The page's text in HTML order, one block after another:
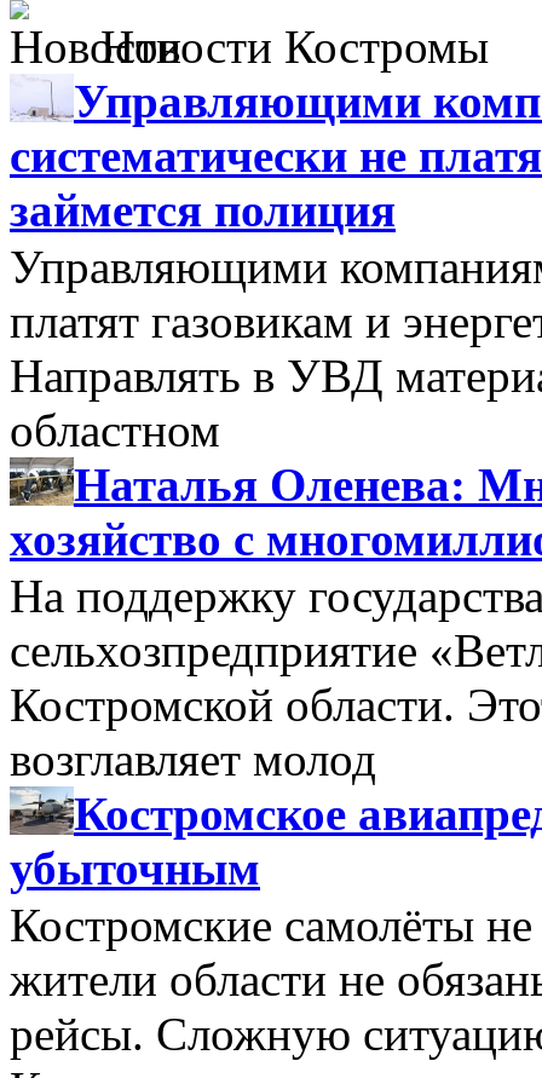
Новости Костромы
Управляющими
систематически не
займется полиция
Управляющими
платят газовикам и
Направлять в УВД
областном
Наталья Оленева:
хозяйство с
На поддержку
сельхозпредприятие
Костромской области.
возглавляет молод
Костромское
убыточным
Костромские самолёты
жители области не
рейсы. Сложную